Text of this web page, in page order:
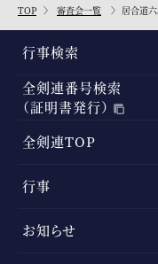
TOP 審査会一覧 居合道
行事検索
全剣連番号検索
（証明書発行）
全剣連TOP
行事
お知らせ